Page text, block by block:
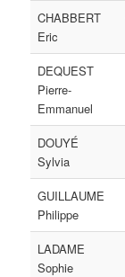
CHABBERT
Eric
DEQUEST
Pierre-
Emmanuel
DOUYÉ
Sylvia
GUILLAUME
Philippe
LADAME
Sophie